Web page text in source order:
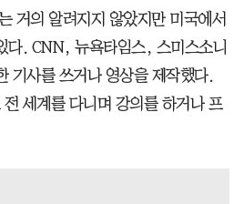
거의 알려지지 않았지만 미국에서
다. CNN, 뉴욕타임스, 스미스소니
기사를 쓰거나 영상을 제작했다.
세계를 다니며 강의를 하거나 프